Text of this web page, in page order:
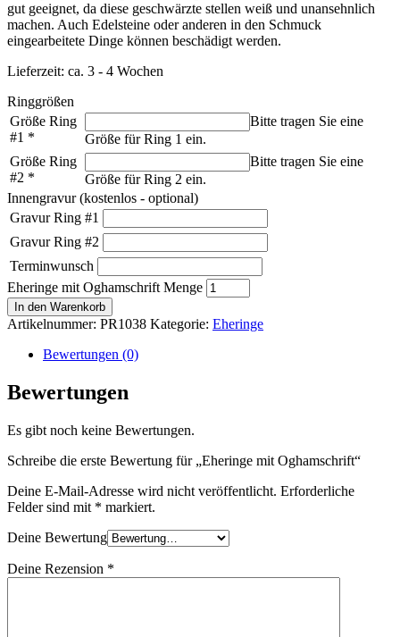
gut geeignet, da diese geschwärzte stellen weiß und unansehnlich
machen. Auch Edelsteine oder anderen in den Schmuck
eingearbeitete Dinge können beschädigt werden.
Lieferzeit: ca. 3 - 4 Wochen
Ringgrößen
Größe Ring
#1 *
Bitte tragen Sie eine
Größe für Ring 1 ein.
Größe Ring
#2 *
Bitte tragen Sie eine
Größe für Ring 2 ein.
Innengravur (kostenlos - optional)
Gravur Ring #1
Gravur Ring #2
Terminwunsch
Eheringe mit Oghamschrift Menge
In den Warenkorb
Artikelnummer: PR1038 Kategorie: Eheringe
Bewertungen (0)
Bewertungen
Es gibt noch keine Bewertungen.
Schreibe die erste Bewertung für „Eheringe mit Oghamschrift“
Deine E-Mail-Adresse wird nicht veröffentlicht. Erforderliche
Felder sind mit * markiert.
Deine Bewertung
Deine Rezension *